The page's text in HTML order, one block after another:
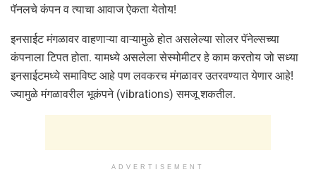
पॅनलचे कंपन व त्याचा आवाज ऐकता येतोय!
इनसाईट मंगळावर वाहणाऱ्या वाऱ्यामुळे होत असलेल्या सोलर पॅनेल्सच्या
कंपनाला टिपत होता. यामध्ये असलेला सेस्मोमीटर हे काम करतोय जो सध्या
इनसाईटमध्ये समाविष्ट आहे पण लवकरच मंगळावर उतरवण्यात येणार आहे!
ज्यामुळे मंगळावरील भूकंपने (vibrations) समजू शकतील.
ADVERTISEMENT